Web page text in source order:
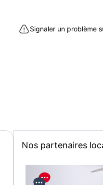
Signaler un problème
Nos partenaires